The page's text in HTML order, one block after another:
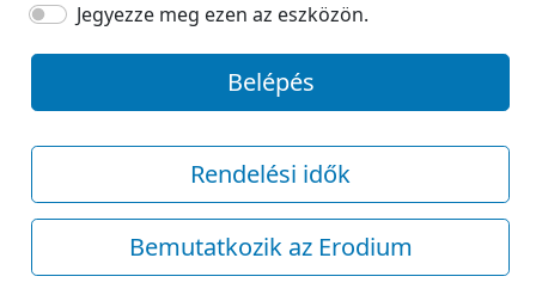
Jegyezze meg ezen az eszközön.
Belépés
Rendelési idők
Bemutatkozik az Erodium